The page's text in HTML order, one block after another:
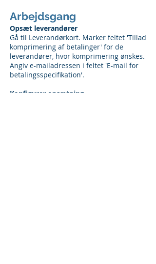
Arbejdsgang
Opsæt leverandører
Gå til Leverandørkort. Marker feltet 'Tillad
komprimering af betalinger' for de
leverandører, hvor komprimering ønskes.
Angiv e-mailadressen i feltet 'E-mail for
betalingsspecifikation'.
Konfigurer opsætning